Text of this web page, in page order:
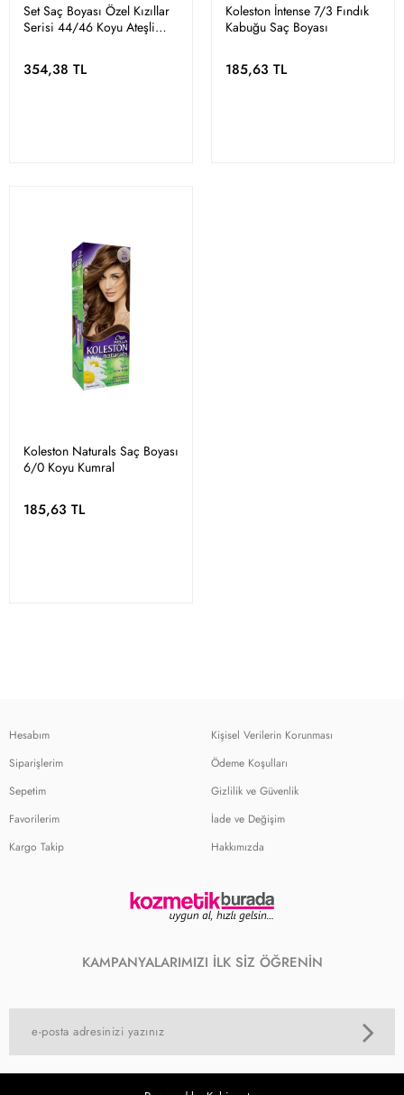
Set Saç Boyası Özel Kızıllar
Serisi 44/46 Koyu Ateşli
354,38 TL
Koleston İntense 7/3 Fındık
Kabuğu Saç Boyası
185,63 TL
Koleston Naturals Saç Boyası
6/0 Koyu Kumral
185,63 TL
Hesabım
Siparişlerim
Sepetim
Favorilerim
Kargo Takip
Kişisel Verilerin Korunması
Ödeme Koşulları
Gizlilik ve Güvenlik
İade ve Değişim
Hakkımızda
KAMPANYALARIMIZI İLK SİZ ÖĞRENİN